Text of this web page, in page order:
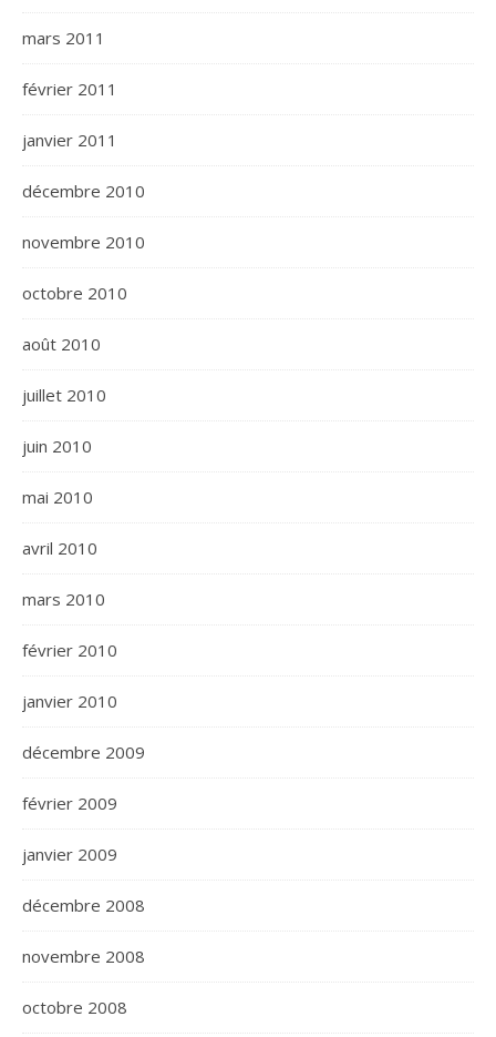
mars 2011
février 2011
janvier 2011
décembre 2010
novembre 2010
octobre 2010
août 2010
juillet 2010
juin 2010
mai 2010
avril 2010
mars 2010
février 2010
janvier 2010
décembre 2009
février 2009
janvier 2009
décembre 2008
novembre 2008
octobre 2008